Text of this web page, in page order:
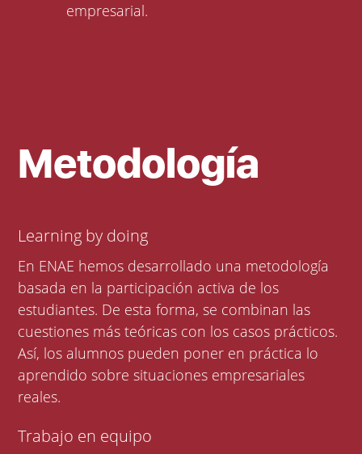
empresarial.
Metodología
Learning by doing
En ENAE hemos desarrollado una metodología
basada en la participación activa de los
estudiantes. De esta forma, se combinan las
cuestiones más teóricas con los casos prácticos.
Así, los alumnos pueden poner en práctica lo
aprendido sobre situaciones empresariales
reales.
Trabajo en equipo